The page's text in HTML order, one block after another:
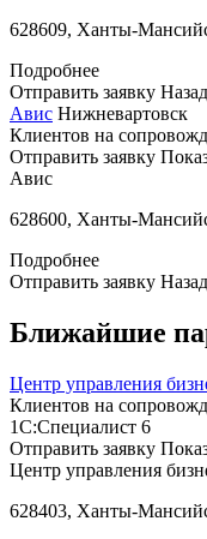
628609, Ханты-
Подробнее
Отправить заявку Назад
Авис Нижневартовск
Клиентов на
Отправить заявку
Авис
628600, Ханты-
Подробнее
Отправить заявку Назад
Ближайшие
Центр управления
Клиентов на
1С:Специалист 6
Отправить заявку
Центр управления
628403, Ханты-